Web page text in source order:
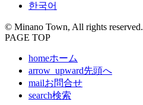
한국어
© Minano Town, All rights reserved.
PAGE TOP
homeホーム
arrow_upward先頭へ
mailお問合せ
search検索